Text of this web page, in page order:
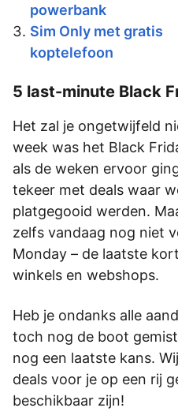
powerbank
Sim Only met gratis
koptelefoon
5 last-minute Black
Het zal je ongetwijfeld
week was het Black
als de weken ervoor
tekeer met deals waar
platgegooid werden.
zelfs vandaag nog niet
Monday – de laatste
winkels en webshops.
Heb je ondanks alle
toch nog de boot
nog een laatste kans.
deals voor je op een rij
beschikbaar zijn!